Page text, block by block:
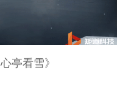
亭看雪》